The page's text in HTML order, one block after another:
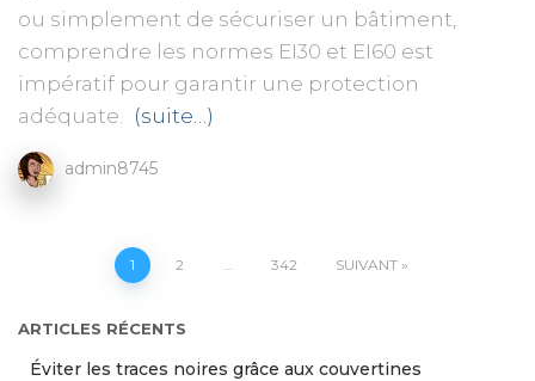
ou simplement de sécuriser un bâtiment,
comprendre les normes EI30 et EI60 est
impératif pour garantir une protection
adéquate.
(suite…)
admin8745
Pagination
des
1 2 342 SUIVANT
ARTICLES RÉCENTS
Éviter les traces noires grâce aux couvertines